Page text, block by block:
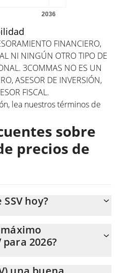
FINANCIERO,
NI NINGÚN OTRO TIPO DE
3COMMAS NO ES UN
ASESOR DE INVERSIÓN,
FISCAL.
lea nuestrostérminos de
sobre
precios de
hoy?
2026?